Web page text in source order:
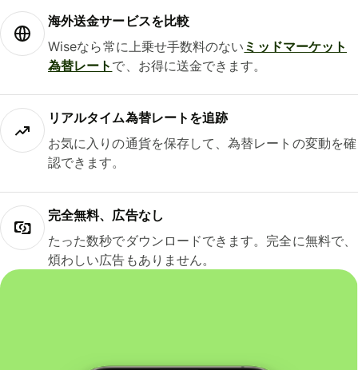
海外送金サービスを比較
Wiseなら常に上乗せ手数料のない ミッドマーケット
為替レート で、お得に送金できます。
リアルタイム為替レートを追跡
お気に入りの通貨を保存して、為替レートの変動を確
認できます。
完全無料、広告なし
たった数秒でダウンロードできます。完全に無料で、
煩わしい広告もありません。